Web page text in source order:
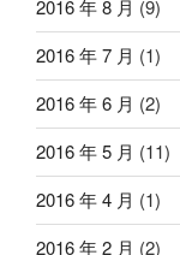
2016 年 8 月 (9)
2016 年 7 月 (1)
2016 年 6 月 (2)
2016 年 5 月 (11)
2016 年 4 月 (1)
2016 年 2 月 (2)